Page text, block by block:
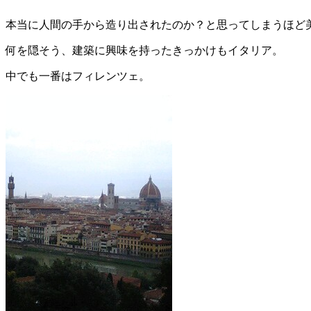
本当に人間の手から造り出されたのか？と思ってしまうほど
何を隠そう、建築に興味を持ったきっかけもイタリア。
中でも一番はフィレンツェ。